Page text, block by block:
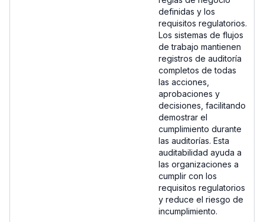
definidas y los
requisitos regulatorios.
Los sistemas de flujos
de trabajo mantienen
registros de auditoría
completos de todas
las acciones,
aprobaciones y
decisiones, facilitando
demostrar el
cumplimiento durante
las auditorías. Esta
auditabilidad ayuda a
las organizaciones a
cumplir con los
requisitos regulatorios
y reduce el riesgo de
incumplimiento.